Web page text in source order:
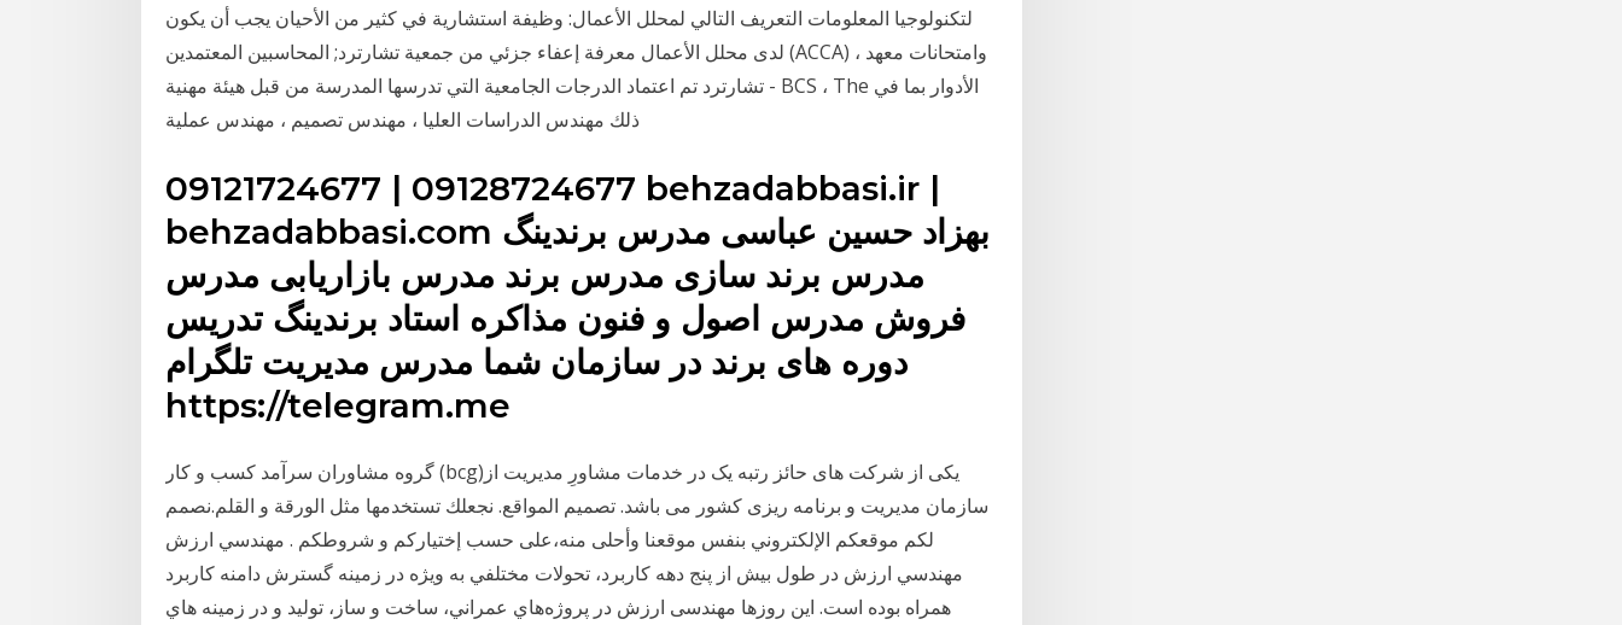
لتكنولوجيا المعلومات التعريف التالي لمحلل الأعمال: وظيفة استشارية في كثير من الأحيان يجب أن يكون
لدى محلل الأعمال معرفة إعفاء جزئي من جمعية تشارترد; المحاسبين المعتمدين (ACCA) ، وامتحانات معهد
تشارترد تم اعتماد الدرجات الجامعية التي تدرسها المدرسة من قبل هيئة مهنية - BCS ، The الأدوار بما في
ذلك مهندس الدراسات العليا ، مهندس تصميم ، مهندس عملية
09121724677 | 09128724677 behzadabbasi.ir |
behzadabbasi.com بهزاد حسین عباسی مدرس برندینگ
مدرس برند سازی مدرس برند مدرس بازاریابی مدرس
فروش مدرس اصول و فنون مذاکره استاد برندینگ تدریس
دوره های برند در سازمان شما مدرس مدیریت تلگرام
https://telegram.me
گروه مشاوران سرآمد کسب و کار (bcg)یکی از شرکت های حائز رتبه یک در خدمات مشاورِ مدیریت از
سازمان مدیریت و برنامه ریزی کشور می باشد. تصميم المواقع. نجعلك تستخدمها مثل الورقة و القلم.نصمم
لكم موقعكم الإلكتروني بنفس موقعنا وأحلى منه،على حسب إختياركم و شروطكم . مهندسي ارزش
مهندسي ارزش در طول بيش از پنج دهه كاربرد، تحولات مختلفي به ويژه در زمينه گسترش دامنه كاربرد
همراه بوده است. اين روزها مهندسی ارزش در پروژه‌هاي عمراني، ساخت و ساز، توليد و در زمينه هاي